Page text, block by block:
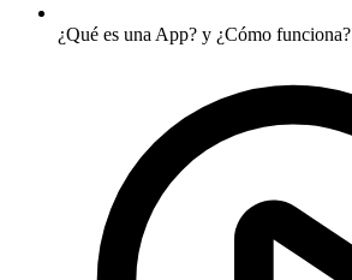
¿Qué es una App? y ¿Cómo funciona?